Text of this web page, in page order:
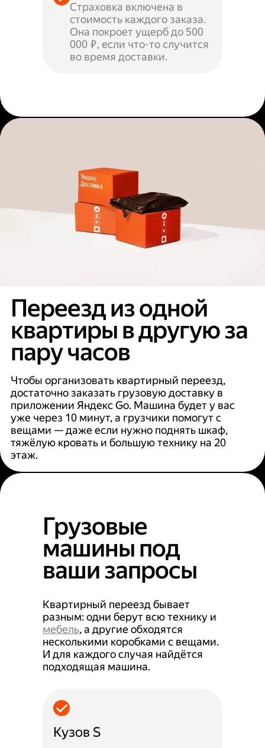
Страховка включена в
стоимость каждого заказа.
Она покроет ущерб до 500
000 ₽, если что-то случится
во время доставки.
Переезд из одной
квартиры в другую за
пару часов
Чтобы организовать квартирный переезд,
достаточно заказать грузовую доставку в
приложении Яндекс Go. Машина будет у вас
уже через 10 минут, а грузчики помогут с
вещами — даже если нужно поднять шкаф,
тяжёлую кровать и большую технику на 20
этаж.
Грузовые
машины под
ваши запросы
Квартирный переезд бывает
разным: одни берут всю технику и
мебель, а другие обходятся
несколькими коробками с вещами.
И для каждого случая найдётся
подходящая машина.
Кузов S